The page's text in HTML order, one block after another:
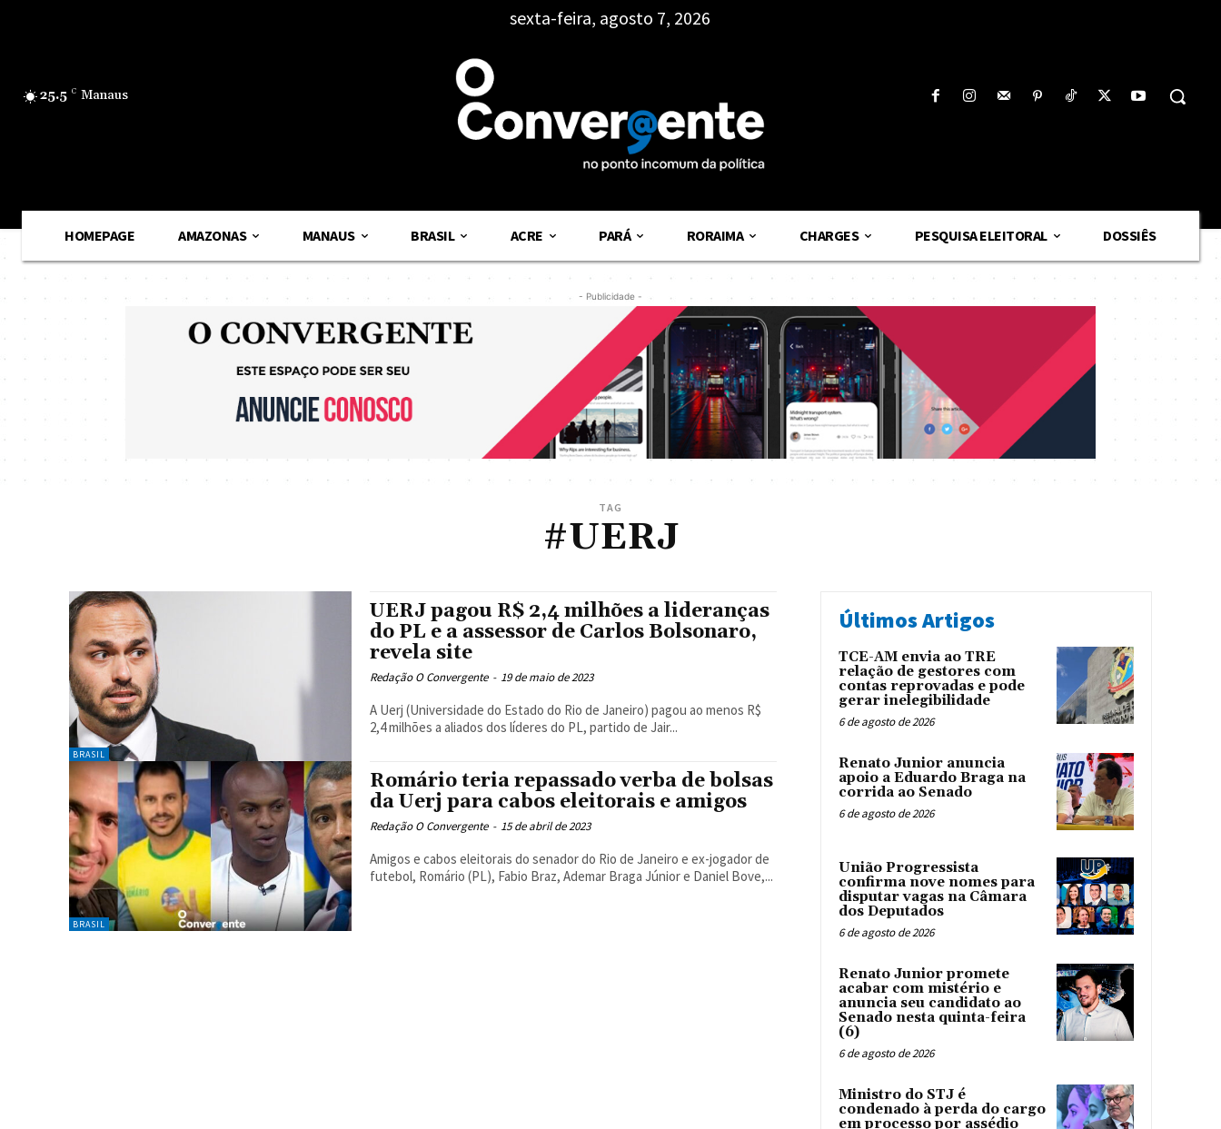
25.5 C Manaus
sexta-feira, agosto 7, 2026
HOMEPAGE AMAZONAS MANAUS BRASIL ACRE PARÁ RORAIMA CHARGES PESQUISA ELEITORAL DOSSIÊS
- Publicidade -
TAG
#UERJ
BRASIL
UERJ pagou R$ 2,4 milhões a lideranças
do PL e a assessor de Carlos Bolsonaro,
revela site
Redação O Convergente - 19 de maio de 2023
A Uerj (Universidade do Estado do Rio de Janeiro) pagou ao menos R$
2,4 milhões a aliados dos líderes do PL, partido de Jair...
BRASIL
Romário teria repassado verba de bolsas
da Uerj para cabos eleitorais e amigos
Redação O Convergente - 15 de abril de 2023
Amigos e cabos eleitorais do senador do Rio de Janeiro e ex-jogador de
futebol, Romário (PL), Fabio Braz, Ademar Braga Júnior e Daniel Bove,...
Últimos Artigos
TCE-AM envia ao TRE
relação de gestores com
contas reprovadas e pode
gerar inelegibilidade
6 de agosto de 2026
Renato Junior anuncia
apoio a Eduardo Braga na
corrida ao Senado
6 de agosto de 2026
União Progressista
confirma nove nomes para
disputar vagas na Câmara
dos Deputados
6 de agosto de 2026
Renato Junior promete
acabar com mistério e
anuncia seu candidato ao
Senado nesta quinta-feira
(6)
6 de agosto de 2026
Ministro do STJ é
condenado à perda do cargo
em processo por assédio